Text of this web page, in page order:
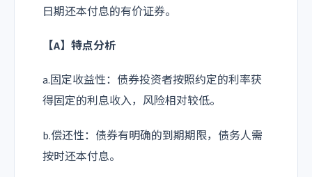
日期还本付息的有价证券。
【A】特点分析
a.固定收益性：债券投资者按照约定的利率获
得固定的利息收入，风险相对较低。
b.偿还性：债券有明确的到期期限，债务人需
按时还本付息。